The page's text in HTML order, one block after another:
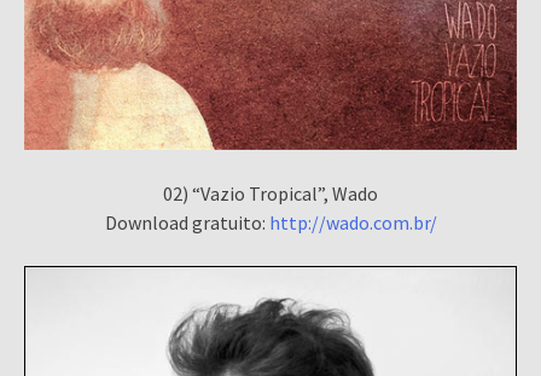
02) “Vazio Tropical”, Wado
Download gratuito: http://wado.com.br/